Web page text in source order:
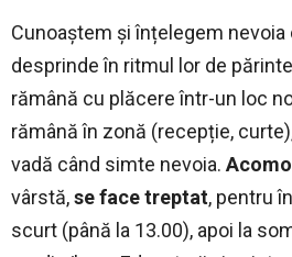
Cunoaștem și înțelegem nevoia
desprinde în ritmul lor de
rămână cu plăcere într-un loc
rămână în zonă (recepție,
vadă când simte nevoia.
vârstă,se face treptat, pentru
scurt (până la 13.00), apoi la